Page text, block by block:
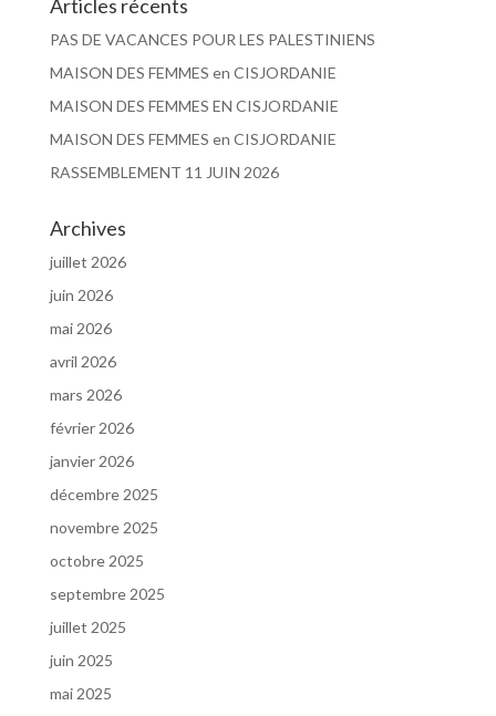
Articles récents
PAS DE VACANCES POUR LES PALESTINIENS
MAISON DES FEMMES en CISJORDANIE
MAISON DES FEMMES EN CISJORDANIE
MAISON DES FEMMES en CISJORDANIE
RASSEMBLEMENT 11 JUIN 2026
Archives
juillet 2026
juin 2026
mai 2026
avril 2026
mars 2026
février 2026
janvier 2026
décembre 2025
novembre 2025
octobre 2025
septembre 2025
juillet 2025
juin 2025
mai 2025